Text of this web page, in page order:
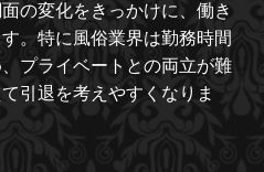
の変化をきっかけに、働き
。特に風俗業界は勤務時間
プライベートとの両立が難
引退を考えやすくなりま